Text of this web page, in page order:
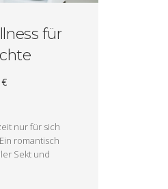
für
nur für sich
romantisch
Sekt und